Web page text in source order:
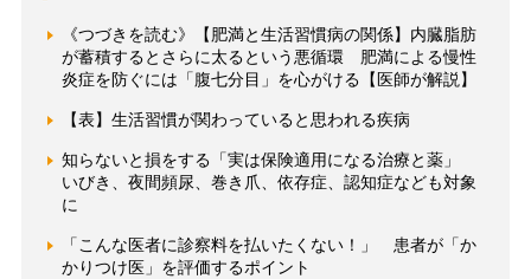
《つづきを読む》【肥満と生活習慣病の関係】内臓脂肪
が蓄積するとさらに太るという悪循環 肥満による慢性
炎症を防ぐには「腹七分目」を心がける【医師が解説】
【表】生活習慣が関わっていると思われる疾病
知らないと損をする「実は保険適用になる治療と薬」
いびき、夜間頻尿、巻き爪、依存症、認知症なども対象
に
「こんな医者に診察料を払いたくない！」 患者が「か
かりつけ医」を評価するポイント